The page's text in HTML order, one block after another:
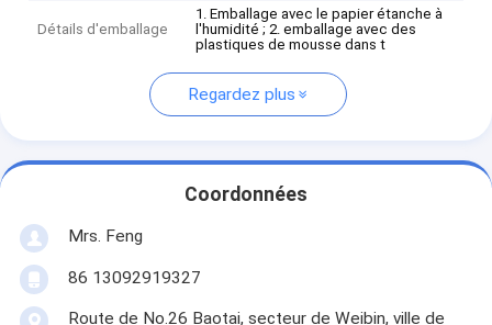
Détails d'emballage
1. Emballage avec le papier étanche à
l'humidité ; 2. emballage avec des
plastiques de mousse dans t
Regardez plus
Coordonnées
Mrs. Feng
86 13092919327
Route de No.26 Baotai, secteur de Weibin, ville de